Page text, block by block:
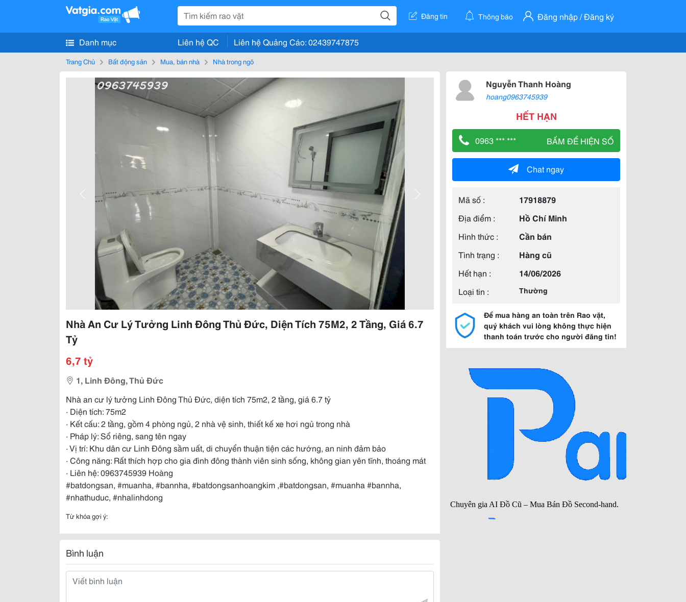
Đăng tin Thông báo Đăng nhập / Đăng ký
Danh mục Liên hệ QC Liên hệ Quảng Cáo: 02439747875
Trang Chủ Bất động sản Mua, bán nhà Nhà trong ngõ
Nhà An Cư Lý Tưởng Linh Đông Thủ Đức, Diện Tích 75M2, 2 Tầng, Giá 6.7
Tỷ
6,7 tỷ
1, Linh Đông, Thủ Đức
Nhà an cư lý tưởng Linh Đông Thủ Đức, diện tích 75m2, 2 tầng, giá 6.7 tỷ
· Diện tích: 75m2
· Kết cấu: 2 tầng, gồm 4 phòng ngủ, 2 nhà vệ sinh, thiết kế xe hơi ngủ trong nhà
· Pháp lý: Sổ riêng, sang tên ngay
· Vị trí: Khu dân cư Linh Đông sầm uất, di chuyển thuận tiện các hướng, an ninh đảm bảo
· Công năng: Rất thích hợp cho gia đình đông thành viên sinh sống, không gian yên tĩnh, thoáng mát
· Liên hệ: 0963745939 Hoàng
#batdongsan, #muanha, #bannha, #batdongsanhoangkim ,#batdongsan, #muanha #bannha,
#nhathuduc, #nhalinhdong
Từ khóa gợi ý:
Bình luận
Nguyễn Thanh Hoàng
hoang0963745939
HẾT HẠN
0963 *** *** BẤM ĐỂ HIỆN SỐ
Chat ngay
Mã số :
17918879
Địa điểm :
Hồ Chí Minh
Hình thức :
Cần bán
Tình trạng :
Hàng cũ
Hết hạn :
14/06/2026
Loại tin :
Thường
Để mua hàng an toàn trên Rao vặt,
quý khách vui lòng không thực hiện
thanh toán trước cho người đăng tin!